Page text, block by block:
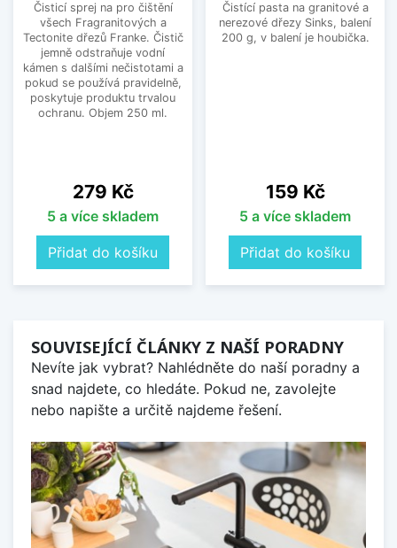
Čisticí sprej na pro čištění
všech Fragranitových a
Tectonite dřezů Franke. Čistič
jemně odstraňuje vodní
kámen s dalšími nečistotami a
pokud se používá pravidelně,
poskytuje produktu trvalou
ochranu. Objem 250 ml.
Cena
279 Kč
5 a více skladem
Přidat do košíku
Čistící pasta na granitové a
nerezové dřezy Sinks, balení
200 g, v balení je houbička.
Cena
159 Kč
5 a více skladem
Přidat do košíku
SOUVISEJÍCÍ ČLÁNKY Z NAŠÍ PORADNY
Nevíte jak vybrat? Nahlédněte do naší poradny a
snad najdete, co hledáte. Pokud ne, zavolejte
nebo napište a určitě najdeme řešení.